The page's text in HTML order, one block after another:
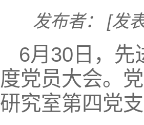
发布者： [发
6月30日，先
度党员大会。
研究室第四党